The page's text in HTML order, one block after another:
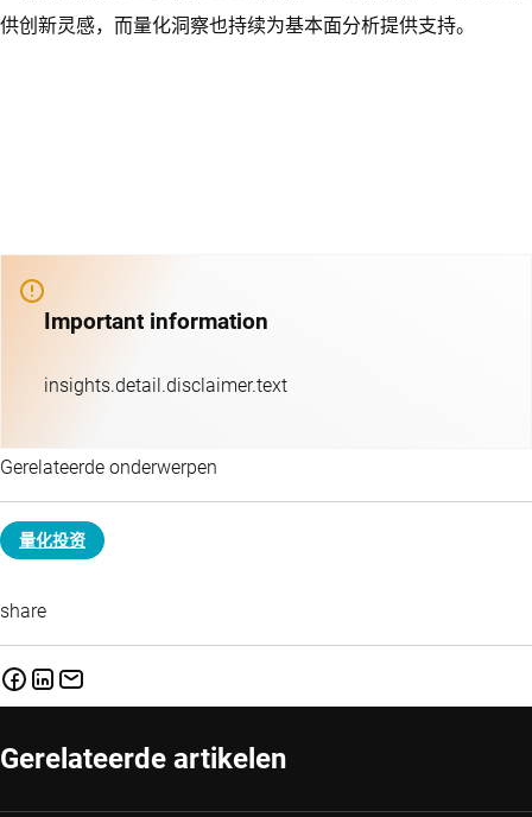
供创新灵感，而量化洞察也持续为基本面分析提供支持。
Important information
insights.detail.disclaimer.text
Gerelateerde onderwerpen
量化投资
share
Gerelateerde artikelen